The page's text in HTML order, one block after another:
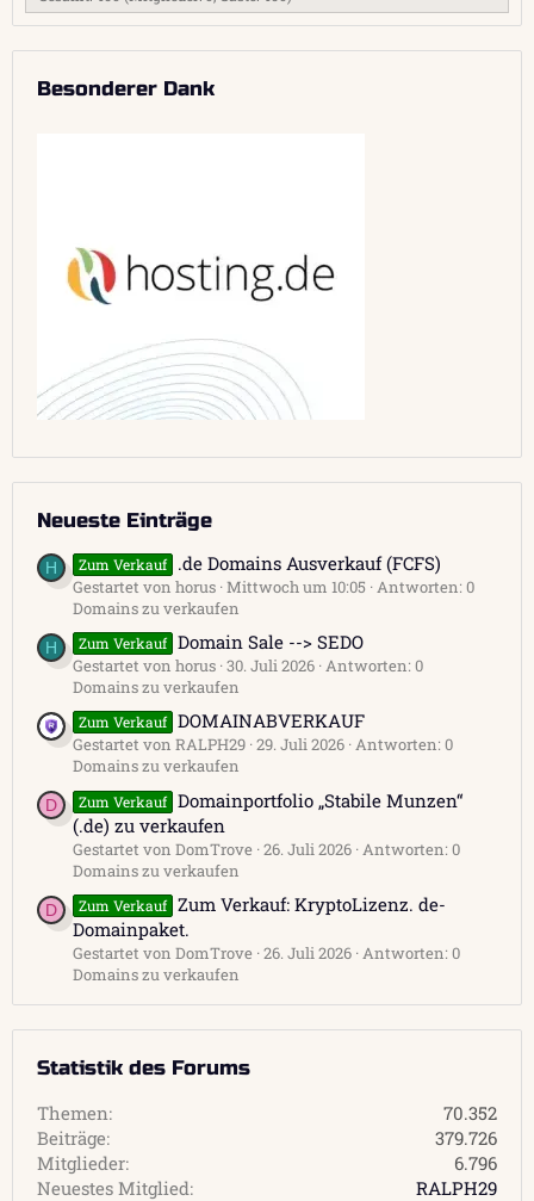
Besonderer Dank
Neueste Einträge
H Zum Verkauf .de Domains Ausverkauf (FCFS)
Gestartet von horus Mittwoch um 10:05 Antworten: 0
Domains zu verkaufen
H Zum Verkauf Domain Sale --> SEDO
Gestartet von horus 30. Juli 2026 Antworten: 0
Domains zu verkaufen
Zum Verkauf DOMAINABVERKAUF
Gestartet von RALPH29 29. Juli 2026 Antworten: 0
Domains zu verkaufen
D Zum Verkauf Domainportfolio „Stabile Munzen“
(.de) zu verkaufen
Gestartet von DomTrove 26. Juli 2026 Antworten: 0
Domains zu verkaufen
D Zum Verkauf Zum Verkauf: KryptoLizenz. de-
Domainpaket.
Gestartet von DomTrove 26. Juli 2026 Antworten: 0
Domains zu verkaufen
Statistik des Forums
Themen
70.352
Beiträge
379.726
Mitglieder
6.796
Neuestes Mitglied
RALPH29